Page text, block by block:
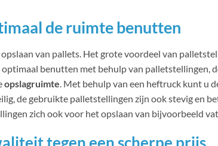
de ruimte benutten
van pallets. Het grote voordeel van
benutten met behulp van palletstellingen,
opslagruimte . Met behulp van een heftruck kunt u
de gebruikte palletstellingen zijn ook stevig en
zich ook voor het opslaan van bijvoorbeeld